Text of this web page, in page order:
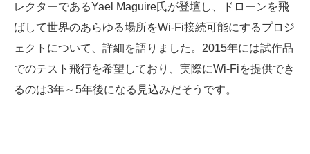
レクターであるYael Maguire氏が登壇し、ドローンを飛
ばして世界のあらゆる場所をWi-Fi接続可能にするプロジ
ェクトについて、詳細を語りました。2015年には試作品
でのテスト飛行を希望しており、実際にWi‐Fiを提供でき
るのは3年～5年後になる見込みだそうです。